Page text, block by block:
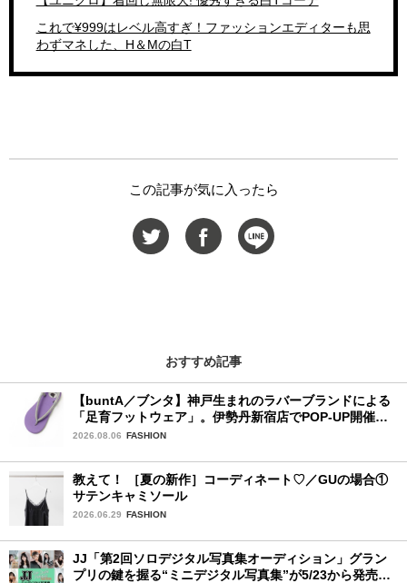
これで¥999はレベル高すぎ！ファッションエディターも思
わずマネした、H＆Mの白T
この記事が気に入ったら
おすすめ記事
【buntA／ブンタ】神戸生まれのラバーブランドによる
「足育フットウェア」。伊勢丹新宿店でPOP-UP開催
中！
2026.08.06 FASHION
教えて！ ［夏の新作］コーディネート♡／GUの場合①
サテンキャミソール
2026.06.29 FASHION
JJ「第2回ソロデジタル写真集オーディション」グラン
プリの鍵を握る“ミニデジタル写真集”が5/23から発売！